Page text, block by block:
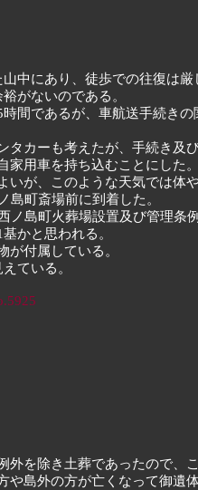
中にあり、徒歩での往復は
がないのである。
間であるが、車航送手続き
タカーも考えたが、手続き
用車を持ち込むことにした。
いが、このような天気では体
島町斎場前に到着した。
ノ島町火葬場設置及び管理条
かと思われる。
付属している。
ている。
を除き土葬であったので、
島外の方が亡くなって御遺